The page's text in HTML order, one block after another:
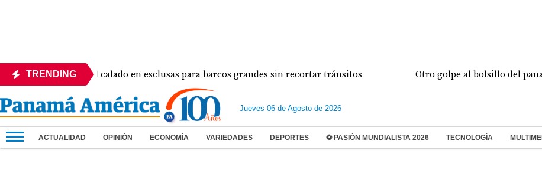
TRENDING
ajustará el calado en esclusas para barcos grandes sin recortar tránsitos Otro golpe al bolsillo del
Jueves 06 de Agosto de 2026
ACTUALIDAD OPINIÓN ECONOMÍA VARIEDADES DEPORTES ⚽ PASIÓN MUNDIALISTA 2026 TECNOLOGÍA